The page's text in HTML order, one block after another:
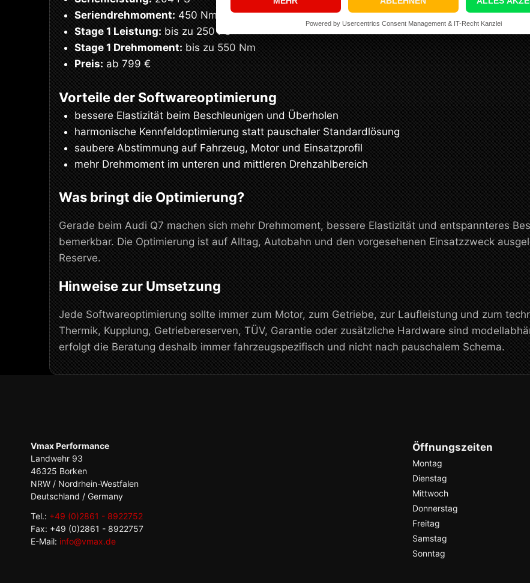
Seriendrehmoment: 450 Nm
Stage 1 Leistung: bis zu 250 PS
Stage 1 Drehmoment: bis zu 550 Nm
Preis: ab 799 €
Vorteile der Softwareoptimierung
bessere Elastizität beim Beschleunigen und Überholen
harmonische Kennfeldoptimierung statt pauschaler Standardlösung
saubere Abstimmung auf Fahrzeug, Motor und Einsatzprofil
mehr Drehmoment im unteren und mittleren Drehzahlbereich
Was bringt die Optimierung?
Gerade beim Audi Q7 machen sich mehr Drehmoment, bessere Elastizität und entspannteres
bemerkbar. Die Optimierung ist auf Alltag, Autobahn und den vorgesehenen Einsatzzweck
Reserve.
Hinweise zur Umsetzung
Jede Softwareoptimierung sollte immer zum Motor, zum Getriebe, zur Laufleistung und zum
Thermik, Kupplung, Getriebereserven, TÜV, Garantie oder zusätzliche Hardware sind
erfolgt die Beratung deshalb immer fahrzeugspezifisch und nicht nach pauschalem Schema.
Vmax Performance
Landwehr 93
46325 Borken
NRW / Nordrhein-Westfalen
Deutschland / Germany
Tel.: +49 (0)2861 - 8922752
Fax: +49 (0)2861 - 8922757
E-Mail: info@vmax.de
Öffnungszeiten
Montag
Dienstag
Mittwoch
Donnerstag
Freitag
Samstag
Sonntag